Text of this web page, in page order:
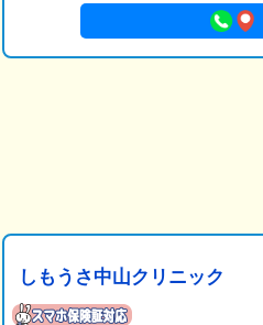
しもうさ中山クリニック